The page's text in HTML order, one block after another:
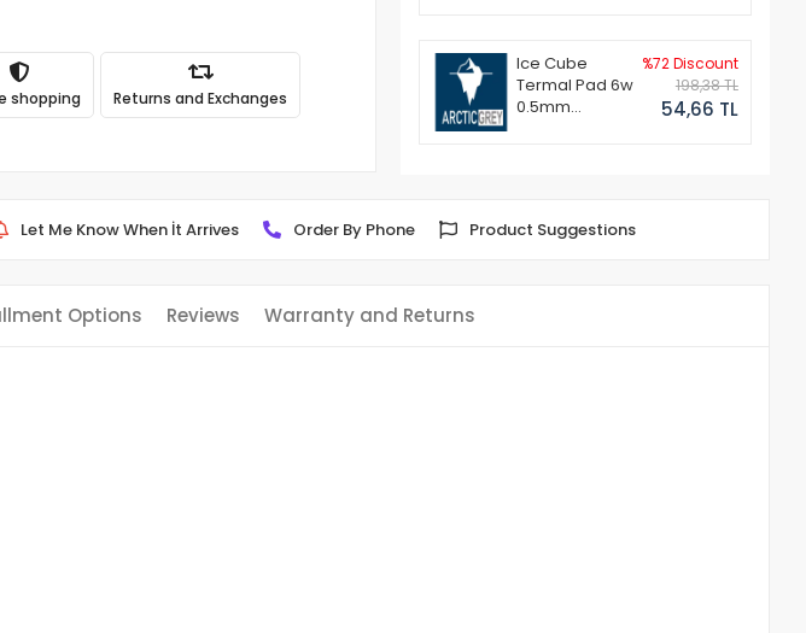
shopping Returns and Exchanges
Ice Cube
Termal Pad 6w
0.5mm
%72 Discount
198,38 TL
54,66 TL
Let Me Know When İt Arrives Order By Phone Product Suggestions
Options Reviews Warranty and Returns